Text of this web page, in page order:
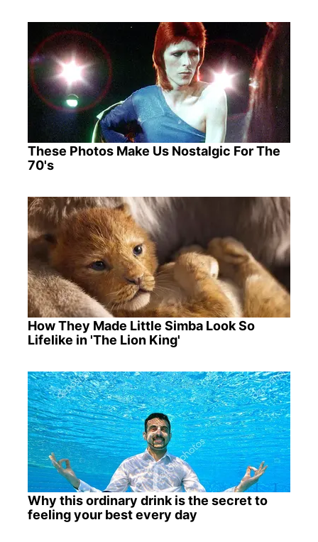
These Photos Make Us Nostalgic For The
70's
How They Made Little Simba Look So
Lifelike in 'The Lion King'
Why this ordinary drink is the secret to
feeling your best every day